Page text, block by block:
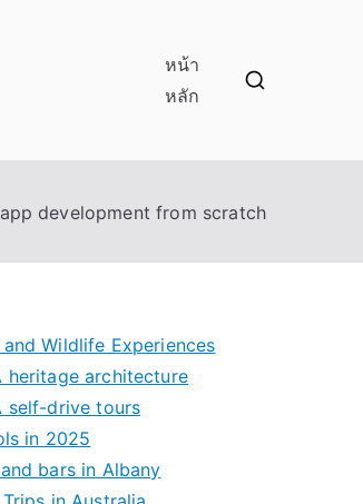
หน้า
หลัก
development from scratch
Wildlife Experiences
heritage architecture
self-drive tours
in 2025
bars in Albany